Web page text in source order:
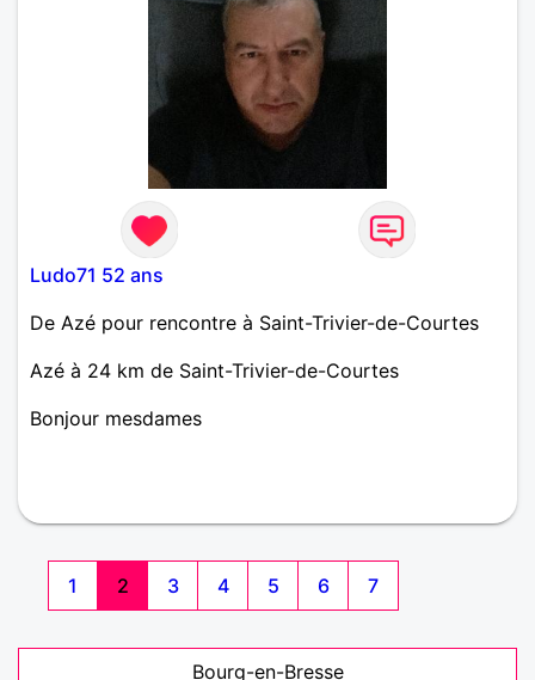
Ludo71 52 ans
De Azé pour rencontre à Saint-Trivier-de-Courtes
Azé à 24 km de Saint-Trivier-de-Courtes
Bonjour mesdames
1 2 3 4 5 6 7
Bourg-en-Bresse